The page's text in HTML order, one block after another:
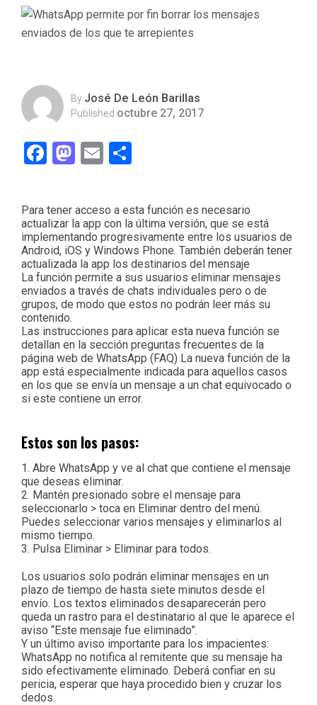
By José De León Barillas
Published octubre 27, 2017
Facebook
Mastodon
Email
Para tener acceso a esta función es necesario
actualizar la app con la última versión, que se está
implementando progresivamente entre los usuarios de
Android, iOS y Windows Phone. También deberán tener
actualizada la app los destinarios del mensaje
La función permite a sus usuarios eliminar mensajes
enviados a través de chats individuales pero o de
grupos, de modo que estos no podrán leer más su
contenido.
Las instrucciones para aplicar esta nueva función se
detallan en la sección preguntas frecuentes de la
página web de WhatsApp (FAQ) La nueva función de la
app está especialmente indicada para aquellos casos
en los que se envía un mensaje a un chat equivocado o
si este contiene un error.
Estos son los pasos:
1. Abre WhatsApp y ve al chat que contiene el mensaje
que deseas eliminar.
2. Mantén presionado sobre el mensaje para
seleccionarlo > toca en Eliminar dentro del menú.
Puedes seleccionar varios mensajes y eliminarlos al
mismo tiempo.
3. Pulsa Eliminar > Eliminar para todos.
Los usuarios solo podrán eliminar mensajes en un
plazo de tiempo de hasta siete minutos desde el
envío. Los textos eliminados desaparecerán pero
queda un rastro para el destinatario al que le aparece el
aviso “Este mensaje fue eliminado”.
Y un último aviso importante para los impacientes:
WhatsApp no notifica al remitente que su mensaje ha
sido efectivamente eliminado. Deberá confiar en su
pericia, esperar que haya procedido bien y cruzar los
dedos.